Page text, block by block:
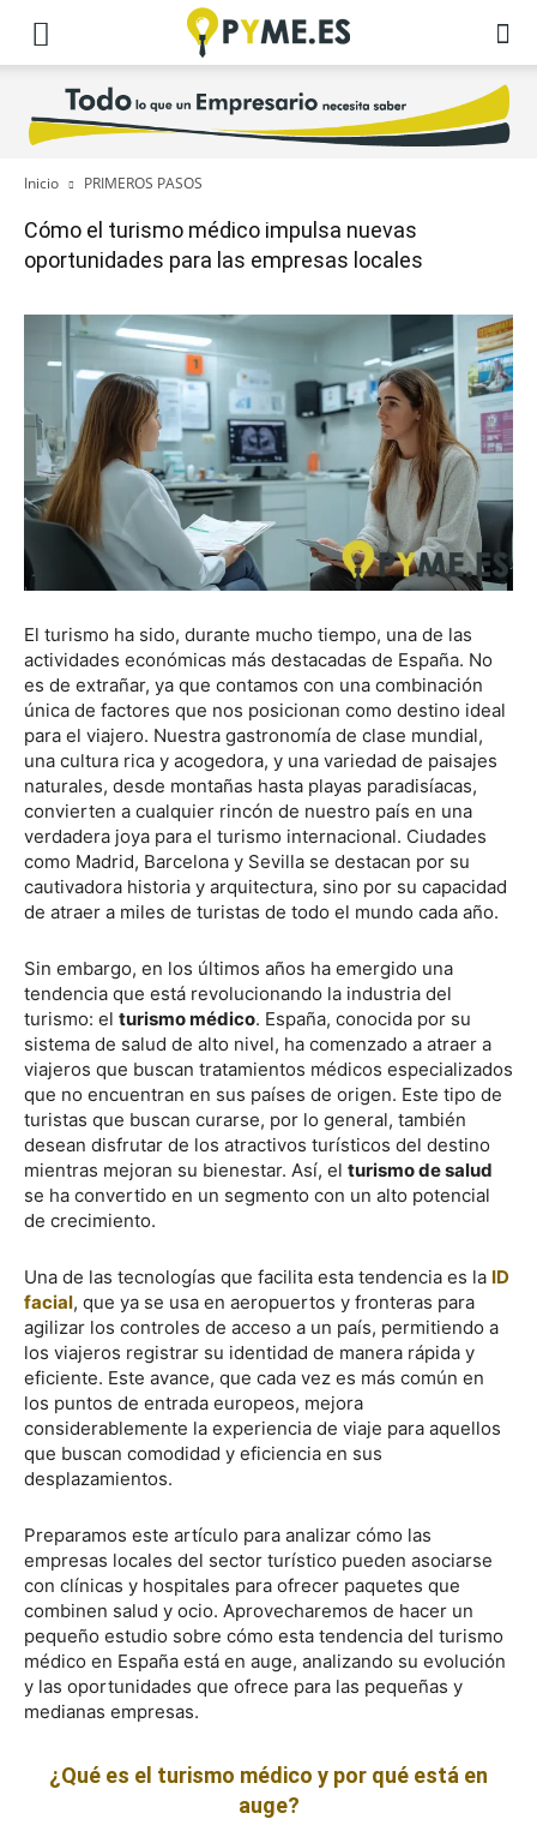
Inicio PRIMEROS PASOS
Cómo el turismo médico impulsa nuevas
oportunidades para las empresas locales
El turismo ha sido, durante mucho tiempo, una de las
actividades económicas más destacadas de España. No
es de extrañar, ya que contamos con una combinación
única de factores que nos posicionan como destino ideal
para el viajero. Nuestra gastronomía de clase mundial,
una cultura rica y acogedora, y una variedad de paisajes
naturales, desde montañas hasta playas paradisíacas,
convierten a cualquier rincón de nuestro país en una
verdadera joya para el turismo internacional. Ciudades
como Madrid, Barcelona y Sevilla se destacan por su
cautivadora historia y arquitectura, sino por su capacidad
de atraer a miles de turistas de todo el mundo cada año.
Sin embargo, en los últimos años ha emergido una
tendencia que está revolucionando la industria del
turismo: el turismo médico. España, conocida por su
sistema de salud de alto nivel, ha comenzado a atraer a
viajeros que buscan tratamientos médicos especializados
que no encuentran en sus países de origen. Este tipo de
turistas que buscan curarse, por lo general, también
desean disfrutar de los atractivos turísticos del destino
mientras mejoran su bienestar. Así, el turismo de salud
se ha convertido en un segmento con un alto potencial
de crecimiento.
Una de las tecnologías que facilita esta tendencia es la ID
facial, que ya se usa en aeropuertos y fronteras para
agilizar los controles de acceso a un país, permitiendo a
los viajeros registrar su identidad de manera rápida y
eficiente. Este avance, que cada vez es más común en
los puntos de entrada europeos, mejora
considerablemente la experiencia de viaje para aquellos
que buscan comodidad y eficiencia en sus
desplazamientos.
Preparamos este artículo para analizar cómo las
empresas locales del sector turístico pueden asociarse
con clínicas y hospitales para ofrecer paquetes que
combinen salud y ocio. Aprovecharemos de hacer un
pequeño estudio sobre cómo esta tendencia del turismo
médico en España está en auge, analizando su evolución
y las oportunidades que ofrece para las pequeñas y
medianas empresas.
¿Qué es el turismo médico y por qué está en
auge?